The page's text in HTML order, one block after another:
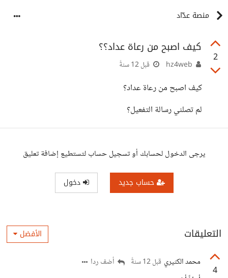
منصة عدّاد
2
كيف اصبح من رعاة عداد؟؟
قبل 12 سنةً
كيف اصبح من رعاة عداد؟
لم تصلني رسالة التفعيل؟
يرجى الدخول لحسابك أو تسجيل حساب لتستطيع إضافة تعليق
حساب جديد دخول
التعليقات الأفضل
4
محمد الكثيري قبل 12 سنةً أضف ردا